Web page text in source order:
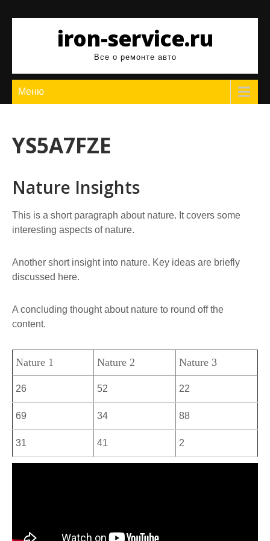
содержимомуiron-service.ru
Все о ремонте авто
Меню
YS5A7FZE
Nature Insights
This is a short paragraph about nature. It covers some
interesting aspects of nature.
Another short insight into nature. Key ideas are briefly
discussed here.
A concluding thought about nature to round off the
content.
Nature 1 Nature 2 Nature 3
26 52 22
69 34 88
31 41 2